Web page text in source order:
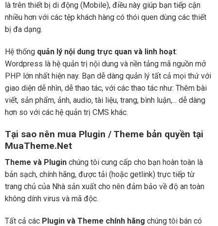
là trên thiết bị di động (Mobile), điều này giúp bạn tiếp cận
nhiều hơn với các tệp khách hàng có thói quen dùng các thiết
bị đa dạng.
Hệ thống quản lý nội dung trực quan và linh hoạt:
Wordpress là hệ quản trị nội dung và nền tảng mã nguồn mở
PHP lớn nhất hiện nay. Bạn dễ dàng quản lý tất cả mọi thứ với
giao diện dễ nhìn, dễ thao tác, với các thao tác như: Thêm bài
viết, sản phẩm, ảnh, audio, tài liệu, trang, bình luận,... dễ dàng
hơn so với các hệ quản trị CMS khác.
Tại sao nên mua Plugin / Theme bản quyền tại
MuaTheme.Net
Theme và Plugin chúng tôi cung cấp cho bạn hoàn toàn là
bản sạch, chính hãng, được tải (hoặc getlink) trực tiếp từ
trang chủ của Nhà sản xuất cho nên đảm bảo về độ an toàn
không dính virus và mã độc.
Tất cả các Plugin và Theme chính hãng chúng tôi bán có